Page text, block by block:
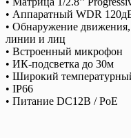
• Аппаратный WDR
• Обнаружение движения,
линии и лиц
• Встроенный микрофон
• ИК-подсветка до 30м
• Широкий
• IP66
• Питание DC12В / PoE